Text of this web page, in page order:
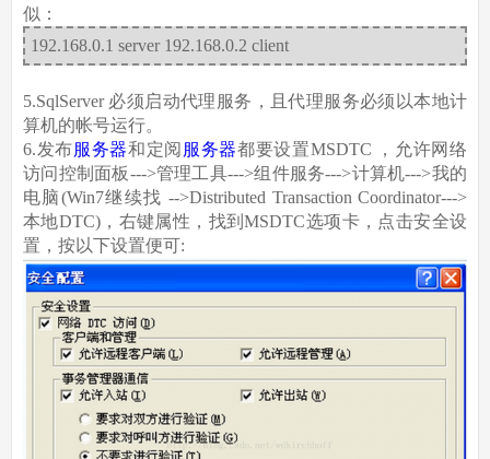
似：
192.168.0.1 server 192.168.0.2 client
5.SqlServer 必须启动代理服务，且代理服务必须以本地计
算机的帐号运行。
6.发布服务器和定阅 服务器都要设置MSDTC ，允许网络
访问控制面板--->管理工具--->组件服务--->计算机--->我的
电脑(Win7继续找 -->Distributed Transaction Coordinator--->
本地DTC)，右键属性，找到MSDTC选项卡，点击安全设
置，按以下设置便可: